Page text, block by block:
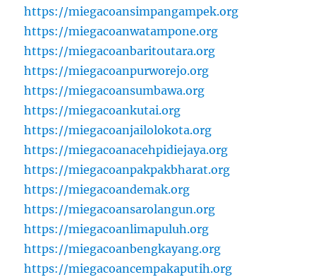
https://miegacoansimpangampek.org
https://miegacoanwatampone.org
https://miegacoanbaritoutara.org
https://miegacoanpurworejo.org
https://miegacoansumbawa.org
https://miegacoankutai.org
https://miegacoanjailolokota.org
https://miegacoanacehpidiejaya.org
https://miegacoanpakpakbharat.org
https://miegacoandemak.org
https://miegacoansarolangun.org
https://miegacoanlimapuluh.org
https://miegacoanbengkayang.org
https://miegacoancempakaputih.org